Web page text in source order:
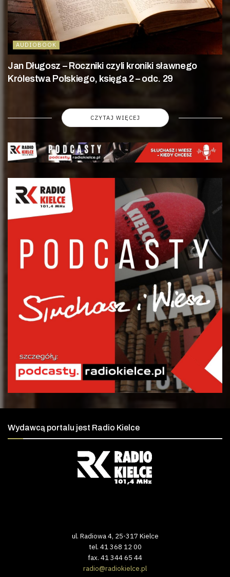
AUDIOBOOK
Jan Długosz – Roczniki czyli kroniki sławnego
Królestwa Polskiego, księga 2 – odc. 29
CZYTAJ WIĘCEJ
Wydawcą portalu jest Radio Kielce
ul. Radiowa 4, 25-317 Kielce
tel. 41 368 12 00
fax. 41 344 65 44
radio@radiokielce.pl